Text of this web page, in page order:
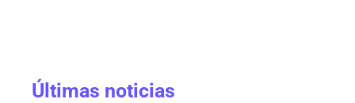
Últimas noticias